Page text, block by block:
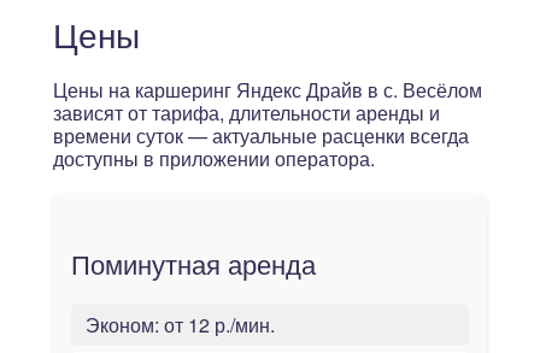
Цены
Цены на каршеринг Яндекс Драйв в с. Весёлом
зависят от тарифа, длительности аренды и
времени суток — актуальные расценки всегда
доступны в приложении оператора.
Поминутная аренда
Эконом: от 12 р./мин.